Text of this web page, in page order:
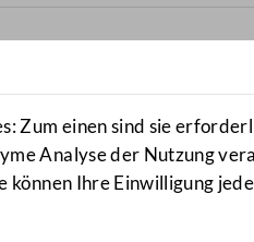
Zum einen sind sie
Analyse der Nutzung
können Ihre Einwilligung